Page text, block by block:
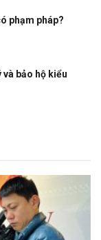
phạm pháp?
bảo hộ kiểu